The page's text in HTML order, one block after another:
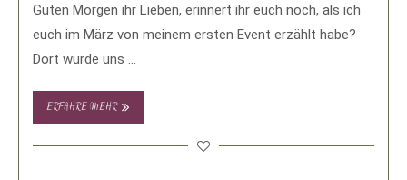
Guten Morgen ihr Lieben, erinnert ihr euch noch, als ich
euch im März von meinem ersten Event erzählt habe?
Dort wurde uns …
ERFAHRE MEHR